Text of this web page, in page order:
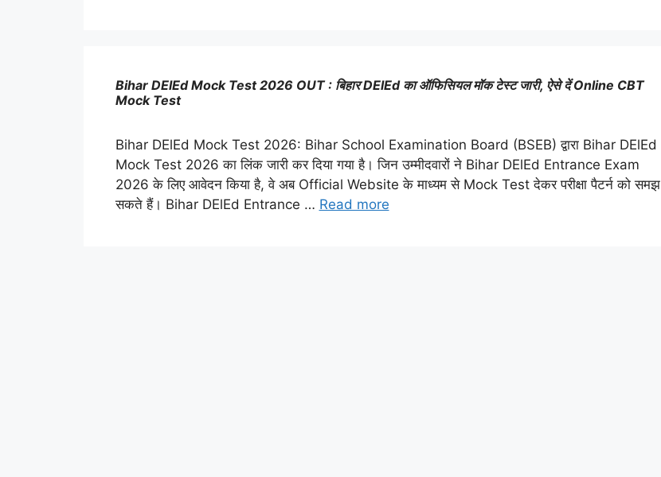
Bihar DElEd Mock Test 2026 OUT : बिहार DElEd का ऑफिसियल मॉक टेस्ट जारी, ऐसे दें Online CBT
Mock Test
Bihar DElEd Mock Test 2026: Bihar School Examination Board (BSEB) द्वारा Bihar DElEd
Mock Test 2026 का लिंक जारी कर दिया गया है। जिन उम्मीदवारों ने Bihar DElEd Entrance Exam
2026 के लिए आवेदन किया है, वे अब Official Website के माध्यम से Mock Test देकर परीक्षा पैटर्न को समझ
सकते हैं। Bihar DElEd Entrance … Read more